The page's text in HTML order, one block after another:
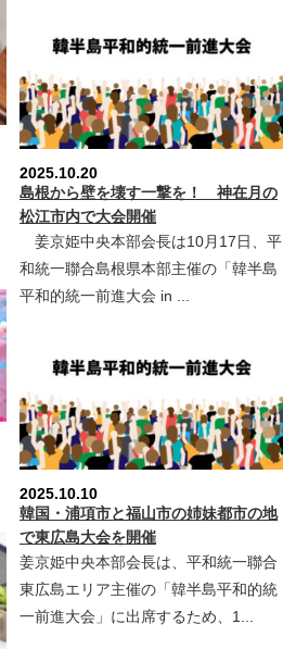
2025.10.20
島根から壁を壊す一撃を！ 神在月の
松江市内で大会開催
姜京姫中央本部会長は10月17日、平
和統一聯合島根県本部主催の「韓半島
平和的統一前進大会 in ...
2025.10.10
韓国・浦項市と福山市の姉妹都市の地
で東広島大会を開催
姜京姫中央本部会長は、平和統一聯合
東広島エリア主催の「韓半島平和的統
一前進大会」に出席するため、1...